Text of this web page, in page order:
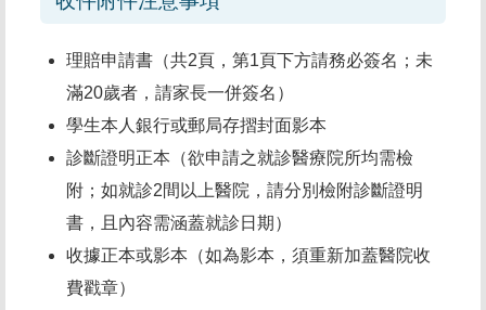
理賠申請書（共2頁，第1頁下方請務必簽名；未
滿20歲者，請家長一併簽名）
學生本人銀行或郵局存摺封面影本
診斷證明正本（欲申請之就診醫療院所均需檢
附；如就診2間以上醫院，請分別檢附診斷證明
書，且內容需涵蓋就診日期）
收據正本或影本（如為影本，須重新加蓋醫院收
費戳章）